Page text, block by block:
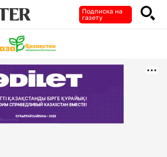
Подписка на
газету